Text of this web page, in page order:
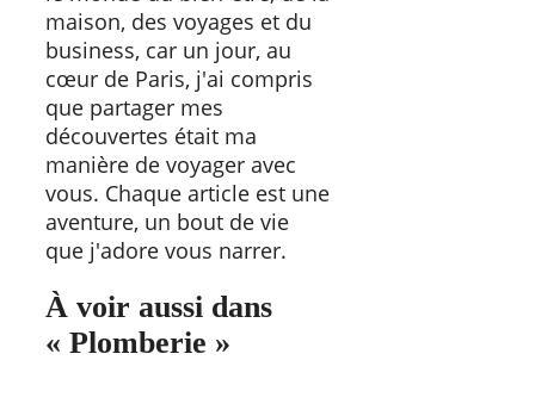
maison, des voyages et du
business, car un jour, au
cœur de Paris, j'ai compris
que partager mes
découvertes était ma
manière de voyager avec
vous. Chaque article est une
aventure, un bout de vie
que j'adore vous narrer.
À voir aussi dans
« Plomberie »